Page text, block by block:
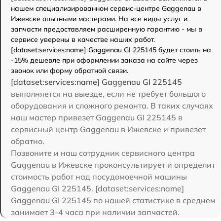
нашем специализированном сервис-центре Gaggenau в
Ижевске опытными мастерами. На все виды услуг и
запчасти предоставляем расширенную гарантию - мы в
сервисе уверены в качестве наших работ.
[dataset:services:name] Gaggenau GI 225145 будет стоить на
-15% дешевле при оформлении заказа на сайте через
звонок или форму обратной связи.
[dataset:services:name] Gaggenau GI 225145
выполняется на выезде, если не требует большого
оборудования и сложного ремонта. В таких случаях
наш мастер привезет Gaggenau GI 225145 в
сервисный центр Gaggenau в Ижевске и привезет
обратно.
Позвоните и наш сотрудник сервисного центра
Gaggenau в Ижевске проконсультирует и определит
стоимость работ над посудомоечной машины
Gaggenau GI 225145. [dataset:services:name]
Gaggenau GI 225145 по нашей статистике в среднем
занимает 3-4 часа при наличии запчастей.